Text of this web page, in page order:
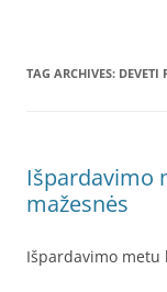
TAG ARCHIVES:
Išpardavimo
mažesnės
Išpardavimo metu